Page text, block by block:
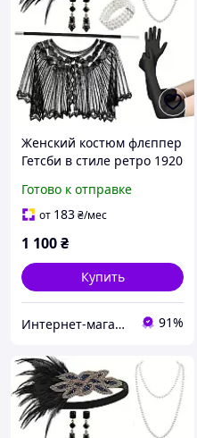
Женский костюм флєппер
Гетсби в стиле ретро 1920
Готово к отправке
от 183₴/мес
1 100₴
Купить
Интернет-магазин "ЕXCLUSIVE" 91%